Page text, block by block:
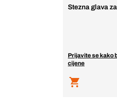
Stezna glava
Prijavite se kako
cijene